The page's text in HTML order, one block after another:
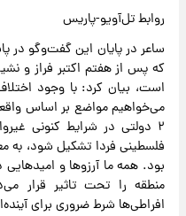
روابط تل‌آویو-پاریس
ساعر در پایان این گفت‌وگو در
که پس از هفتم اکتبر فراز و
است، بیان کرد: با وجود
می‌خواهیم مواضع بر اساس
۲ دولتی در شرایط کنونی
فلسطینی فردا تشکیل شود، به
بود. همه ما آرزوها و امیدهایی
منطقه را تحت تاثیر قرار
افراطی‌ها شرط ضروری برای